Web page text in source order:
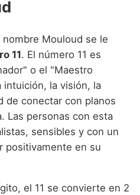
Mouloud se le
11. El número 11 es
o el "Maestro
intuición, la visión, la
de conectar con planos
Las personas con esta
sensibles y con un
positivamente en su
el 11 se convierte en 2